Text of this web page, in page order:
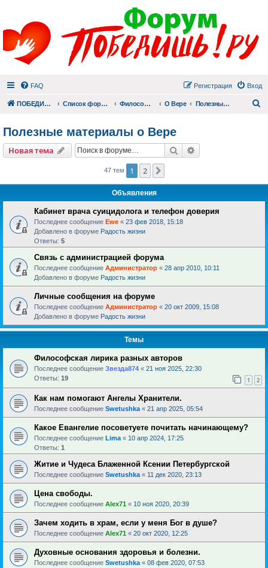
FAQ Вход
Регистрация
ПОБЕДИШЬ.РУ Список форумов Философский раздел О Вере Полезные материалы о Вере
Полезные материалы о Вере
Новая тема Поиск
47 тем 1 2
Объявления
Кабинет врача суицидолога и телефон доверия
Последнее сообщение Ewe « 23 фев 2018, 15:18
Добавлено в форуме Радость жизни
Ответы: 5
Связь с администрацией форума
Последнее сообщение Администратор « 28 апр 2010, 10:11
Добавлено в форуме Радость жизни
Личные сообщения на форуме
Последнее сообщение Администратор « 20 окт 2009, 15:08
Добавлено в форуме Радость жизни
Темы
Философская лирика разных авторов
Последнее сообщение Звезда874 « 21 ноя 2025, 22:30
Ответы: 19 1 2
Как нам помогают Ангелы Хранители.
Последнее сообщение Swetushka « 21 апр 2025, 05:54
Какое Евангелие посоветуете почитать начинающему?
Последнее сообщение Lima « 10 апр 2024, 17:25
Ответы: 1
Житие и Чудеса Блаженной Ксении Петербургской
Последнее сообщение Swetushka « 11 дек 2020, 23:13
Цена свободы.
Последнее сообщение Alex71 « 10 ноя 2020, 20:39
Зачем ходить в храм, если у меня Бог в душе?
Последнее сообщение Alex71 « 20 окт 2020, 12:25
Духовные основания здоровья и болезни.
Последнее сообщение Swetushka « 08 фев 2020, 07:53